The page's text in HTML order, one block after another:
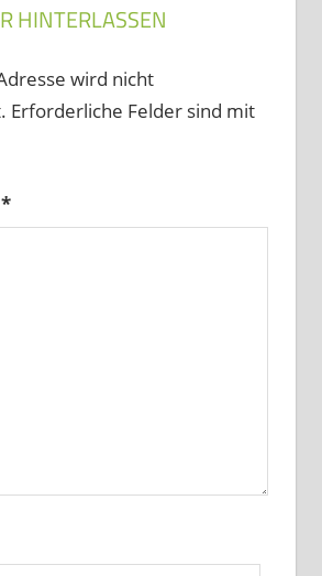
HINTERLASSEN
wird nicht
Erforderliche Felder sind mit
*